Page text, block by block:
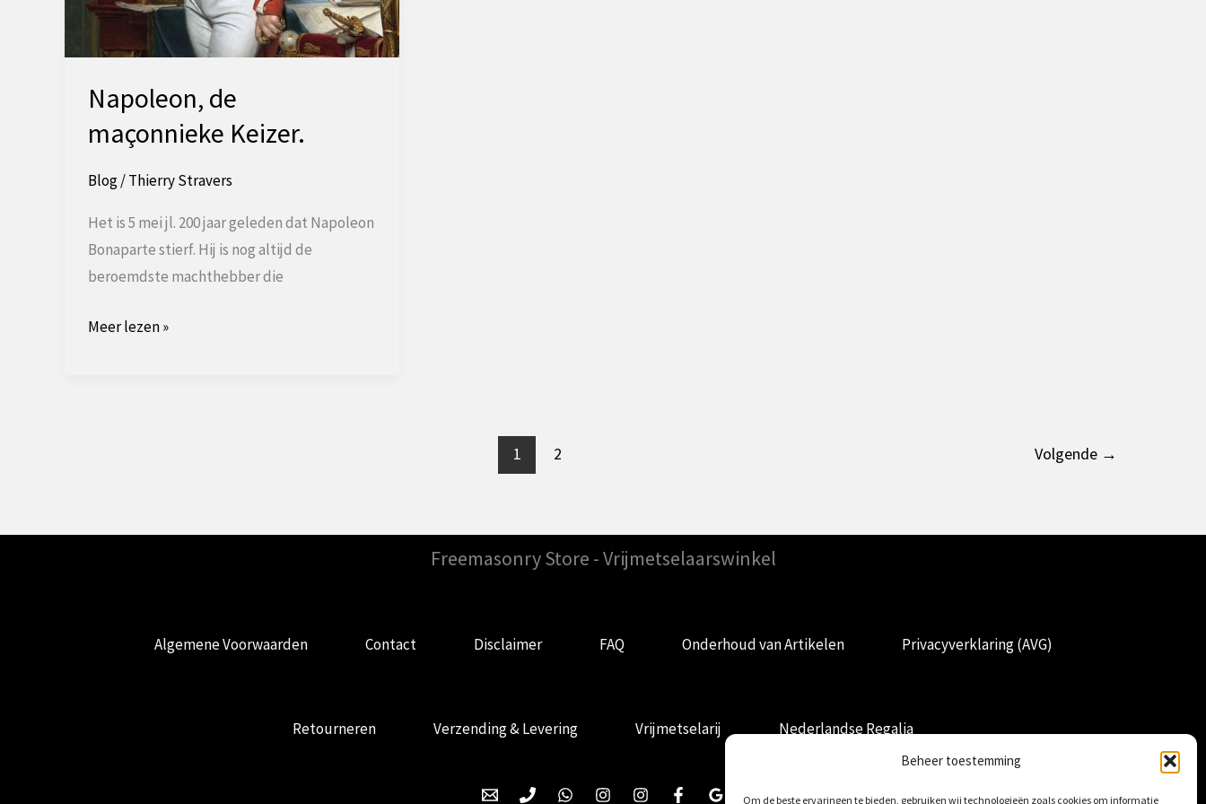
Beheer toestemming
Om de beste ervaringen te bieden, gebruiken wij technologieën zoals cookies om informatie
Napoleon, de
maçonnieke Keizer.
Blog/Thierry Stravers
Het is 5 mei jl. 200 jaar geleden dat Napoleon
Bonaparte stierf. Hij is nog altijd de
beroemdste machthebber die
Napoleon,
Meer lezen »
1 2 Volgende →
Freemasonry Store - Vrijmetselaarswinkel
Algemene Voorwaarden Contact Disclaimer FAQ Onderhoud van Artikelen Privacyverklaring (AVG)
Retourneren Verzending & Levering Vrijmetselarij Nederlandse Regalia